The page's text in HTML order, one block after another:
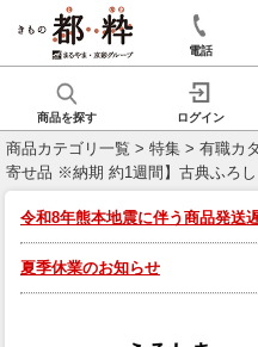
電話
商品を探す ログイン
商品カテゴリ一覧 > 特集 > 有職カ
寄せ品 ※納期 約1週間】古典ふろし
令和8年熊本地震に伴う商品発送
夏季休業のお知らせ